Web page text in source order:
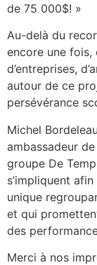
de 75 000$! »
Au-delà du
encore une fois,
d’entreprises,
autour de ce
persévérance
Michel
ambassadeur
groupe De
s’impliquent
unique
et qui
des
Merci à nos